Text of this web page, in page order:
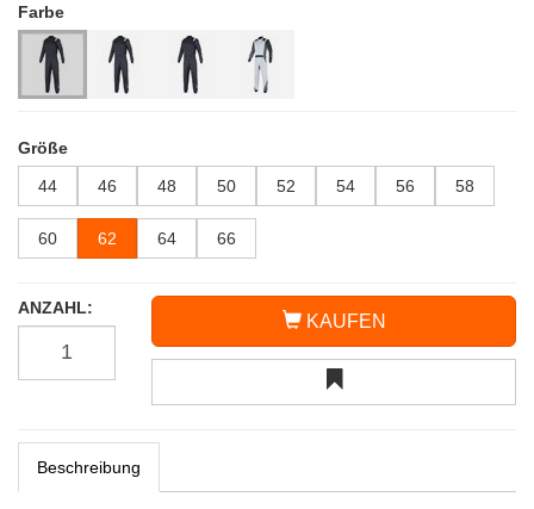
Farbe
Größe
44
46 48 50 52 54 56 58
60 62 64 66
ANZAHL:
KAUFEN
Beschreibung